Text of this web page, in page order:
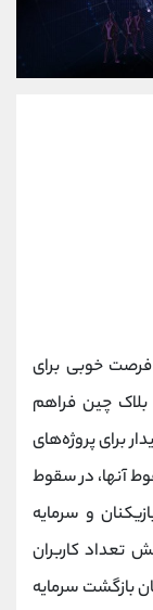
کندی رشد و سرمایه گذاری در فضای وب 3 فرصت خوبی برای
بلاک چین فراهم
برای پروژه‌های
آنها، در سقوط
و سرمایه
تعداد کاربران
بازگشت سرمایه
09304891085
شروع گفتگو
021-22021030
90001030